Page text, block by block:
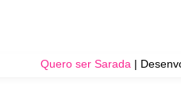
Quero ser Sarada |